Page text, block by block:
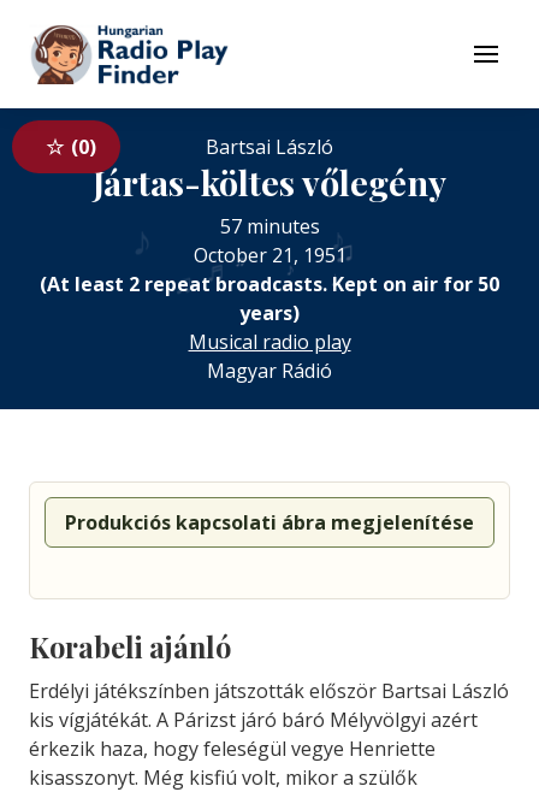
To contents
Menu
0
♪
♫ ♬
♪
♩
♫
♪
♬
Bartsai László
Jártas-költes vőlegény
57 minutes
October 21, 1951
(At least 2 repeat broadcasts. Kept on air for 50
years)
Musical radio play
Magyar Rádió
Produkciós kapcsolati ábra megjelenítése
Korabeli ajánló
Erdélyi játékszínben játszották először Bartsai László
kis vígjátékát. A Párizst járó báró Mélyvölgyi azért
érkezik haza, hogy feleségül vegye Henriette
kisasszonyt. Még kisfiú volt, mikor a szülők